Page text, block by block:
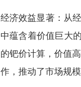
经济效益显著：从
中蕴含着价值巨大
的钯价计算，价值
作，推动了市场规模